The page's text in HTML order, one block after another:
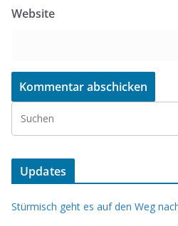
Website
Updates
Stürmisch geht es auf den Weg